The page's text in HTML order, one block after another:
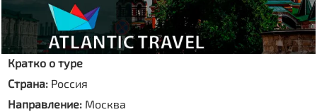
Кратко о туре
Страна: Россия
Направление: Москва